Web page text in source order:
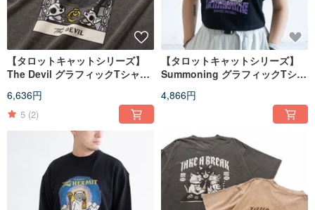
【タロットキャットシリーズ】
The Devil グラフィックTシャツ
6,636円
5 (2)
【タロットキャットシリーズ】
Summoning グラフィックTシャ
(ZT1780)
4,866円